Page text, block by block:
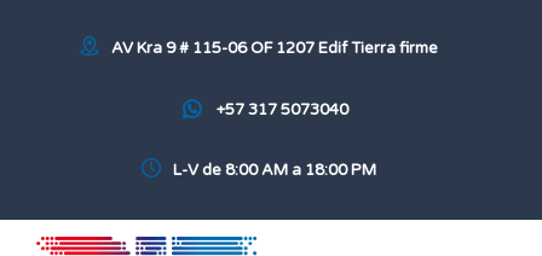
AV Kra 9 # 115-06 OF 1207 Edif Tierra firme
+57 317 5073040
L-V de 8:00 AM a 18:00 PM